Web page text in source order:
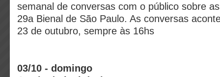
semanal de conversas com o público sobre
29a Bienal de São Paulo. As conversas
23 de outubro, sempre às 16hs
03/10 - domingo